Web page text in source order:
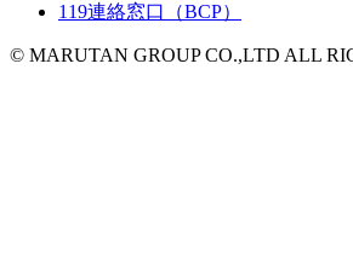
119連絡窓口（BCP）
© MARUTAN GROUP CO.,LTD ALL